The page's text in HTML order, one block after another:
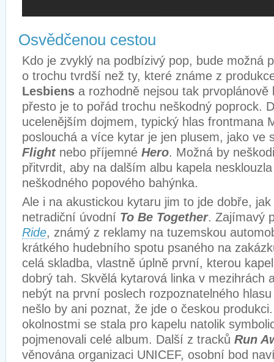
Osvědčenou cestou
Kdo je zvyklý na podbízivý pop, bude možná
o trochu tvrdší než ty, které známe z
Lesbiens a rozhodně nejsou tak prvoplánově
přesto je to pořád trochu neškodný poprock.
ucelenějším dojmem, typický hlas frontmana
poslouchá a více kytar je jen plusem, jako ve
Flightnebo příjemné Hero. Možná by
přitvrdit, aby na dalším albu kapela
neškodného popového bahýnka.
Ale i na akustickou kytaru jim to jde dobře,
netradiční úvodní To Be Together. Zajímavý
Ride, známý z reklamy na tuzemskou
krátkého hudebního spotu psaného na
celá skladba, vlastně úplně první, kterou
dobrý tah. Skvělá kytarová linka v mezihrách
nebýt na první poslech rozpoznatelného
nešlo by ani poznat, že jde o českou
okolnostmi se stala pro kapelu natolik
pojmenovali celé album. Další z tracků Run
věnována organizaci UNICEF, osobní bod